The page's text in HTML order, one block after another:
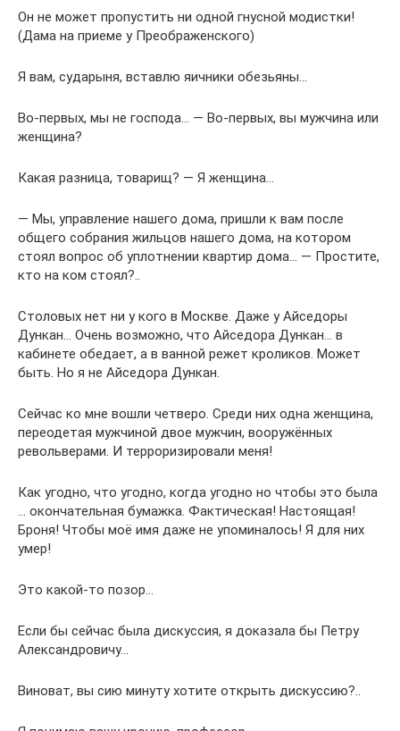
Он не может пропустить ни одной гнусной модистки!
(Дама на приеме у Преображенского)
Я вам, сударыня, вставлю яичники обезьяны…
Во-первых, мы не господа… — Во-первых, вы мужчина или
женщина?
Какая разница, товарищ? — Я женщина…
— Мы, управление нашего дома, пришли к вам после
общего собрания жильцов нашего дома, на котором
стоял вопрос об уплотнении квартир дома… — Простите,
кто на ком стоял?..
Столовых нет ни у кого в Москве. Даже у Айседоры
Дункан… Очень возможно, что Айседора Дункан… в
кабинете обедает, а в ванной режет кроликов. Может
быть. Но я не Айседора Дункан.
Сейчас ко мне вошли четверо. Среди них одна женщина,
переодетая мужчиной двое мужчин, вооружённых
револьверами. И терроризировали меня!
Как угодно, что угодно, когда угодно но чтобы это была
… окончательная бумажка. Фактическая! Настоящая!
Броня! Чтобы моё имя даже не упоминалось! Я для них
умер!
Это какой-то позор…
Если бы сейчас была дискуссия, я доказала бы Петру
Александровичу…
Виноват, вы сию минуту хотите открыть дискуссию?..